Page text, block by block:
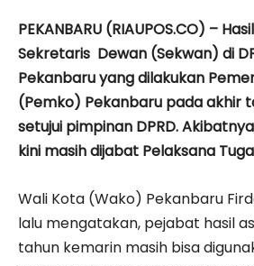
PEKANBARU (RIAUPOS.CO) –
Sekretaris Dewan (Sekwan) di
Pekanbaru yang dilakukan
(Pemko) Pekanbaru pada akhir
setujui pimpinan DPRD.
kini masih dijabat Pelaksana
Wali Kota (Wako) Pekanbaru
lalu mengatakan, pejabat hasil
tahun kemarin masih bisa